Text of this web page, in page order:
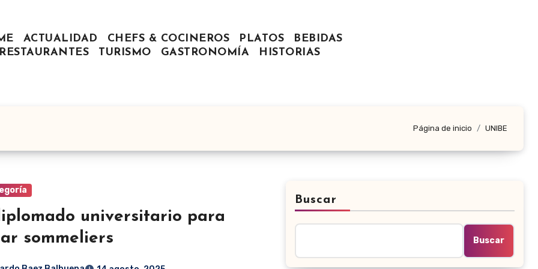
ACTUALIDAD CHEFS & COCINEROS PLATOS
BEBIDAS
RESTAURANTES
TURISMO GASTRONOMÍA HISTORIAS
Página de inicio UNIBE
universitario para
sommeliers
Buscar
Buscar